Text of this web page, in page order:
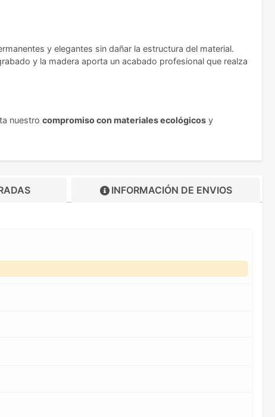
y elegantes sin dañar la estructura del material.
y la madera aporta un acabado profesional que realza
nuestro compromiso con materiales ecológicos y
INFORMACIÓN DE ENVIOS